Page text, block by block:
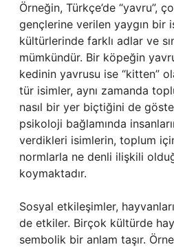
Örneğin, Türkçe’de “yavru”,
gençlerine verilen yaygın bir
kültürlerinde farklı adlar ve
mümkündür. Bir köpeğin
kedinin yavrusu ise “kitten”
tür isimler, aynı zamanda
nasıl bir yer biçtiğini de
psikoloji bağlamında
verdikleri isimlerin, toplum
normlarla ne denli ilişkili
koymaktadır.
Sosyal etkileşimler,
de etkiler. Birçok kültürde
sembolik bir anlam taşır.